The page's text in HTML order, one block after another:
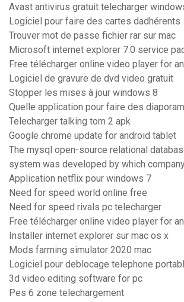
Avast antivirus gratuit telecharger
Logiciel pour faire des cartes dadhérents
Trouver mot de passe fichier rar sur mac
Microsoft internet explorer 7.0 service
Free télécharger online video player for
Logiciel de gravure de dvd video gratuit
Stopper les mises à jour windows 8
Quelle application pour faire des
Telecharger talking tom 2 apk
Google chrome update for android tablet
The mysql open-source relational
system was developed by which
Application netflix pour windows 7
Need for speed world online free
Need for speed rivals pc telecharger
Free télécharger online video player for
Installer internet explorer sur mac os x
Mods farming simulator 2020 mac
Logiciel pour deblocage telephone
3d video editing software for pc
Pes 6 zone telechargement